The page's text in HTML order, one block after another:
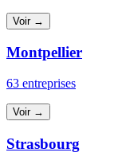
Voir →
Montpellier
63 entreprises
Voir →
Strasbourg